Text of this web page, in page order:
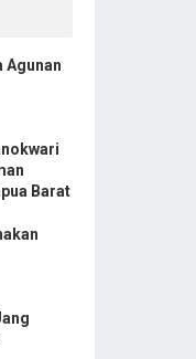
Agunan
Barat